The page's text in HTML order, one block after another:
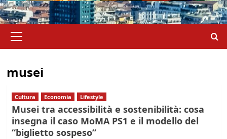
principale
musei
Cultura Economia Lifestyle
Musei tra accessibilità e sostenibilità: cosa
insegna il caso MoMA PS1 e il modello del
“biglietto sospeso”